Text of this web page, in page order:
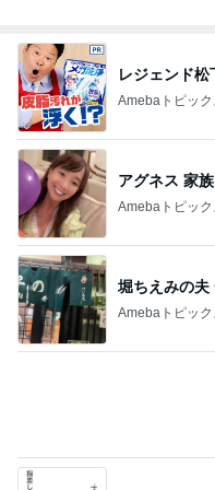
私が送った再
Amebaトピックス